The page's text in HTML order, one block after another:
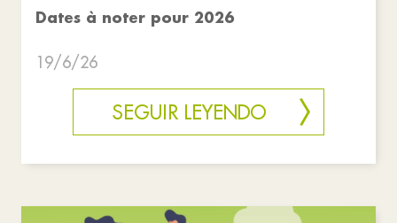
Dates à noter pour 2026
19/6/26
SEGUIR LEYENDO